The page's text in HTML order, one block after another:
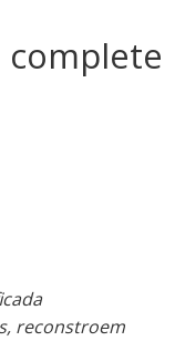
complete
reconstroem